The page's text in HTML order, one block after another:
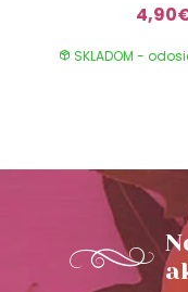
SKLADOM -